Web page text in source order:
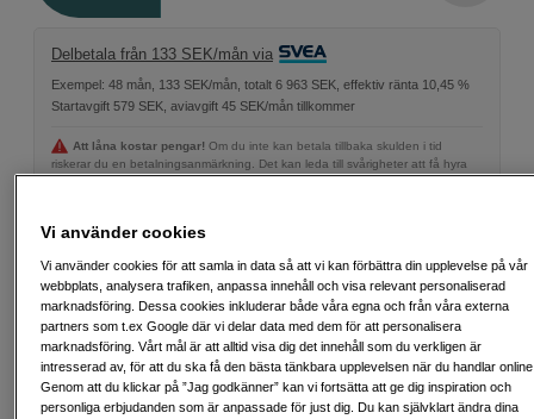
Delbetala från 133 SEK/mån via
Exempel: 48 mån, 133 SEK/mån, totalt 6 963 SEK, effektiv ränta 10,45 %
Startavgift 579 SEK, aviavgift 45 SEK/mån tillkommer
Att låna kostar pengar! Om du inte kan betala tillbaka skulden i tid
riskerar du en betalningsanmärkning. Det kan leda till svårigheter att få hyra
bostad, teckna abonnemang och få nya lån. För stöd, vänd dig till budget-
Energiklass
Produktblad
Vi använder cookies
Vi använder cookies för att samla in data så att vi kan förbättra din upplevelse på vår
webbplats, analysera trafiken, anpassa innehåll och visa relevant personaliserad
marknadsföring. Dessa cookies inkluderar både våra egna och från våra externa
partners som t.ex Google där vi delar data med dem för att personalisera
marknadsföring. Vårt mål är att alltid visa dig det innehåll som du verkligen är
intresserad av, för att du ska få den bästa tänkbara upplevelsen när du handlar
Genom att du klickar på ”Jag godkänner” kan vi fortsätta att ge dig inspiration och
personliga erbjudanden som är anpassade för just dig. Du kan självklart ändra dina